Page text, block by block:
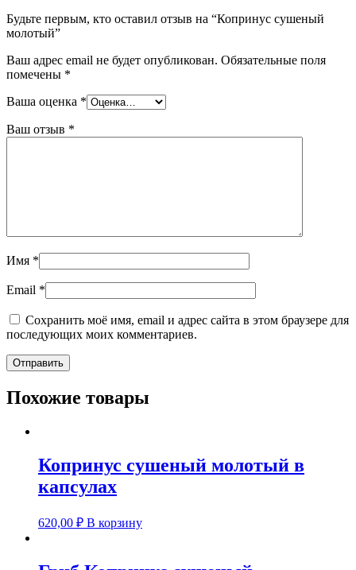
Будьте первым, кто оставил отзыв на “Копринус сушеный
молотый”
Ваш адрес email не будет опубликован. Обязательные поля
помечены *
Ваша оценка *
Ваш отзыв *
Имя *
Email *
Сохранить моё имя, email и адрес сайта в этом браузере для
последующих моих комментариев.
Похожие товары
Копринус сушеный молотый в
капсулах
620,00 ₽ В корзину